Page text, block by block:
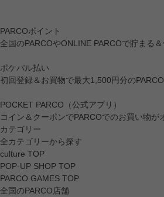
PARCOポイント
全国のPARCOやONLINE PARCOで貯まる＆
ポケパル払い
初回登録＆お買物で最大1,500円分の
POCKET PARCO（公式アプリ）
コイン＆クーポンでPARCOでのお買い物が
カテゴリー
全カテゴリーから探す
culture TOP
POP-UP SHOP TOP
PARCO GAMES TOP
全国のPARCO店舗